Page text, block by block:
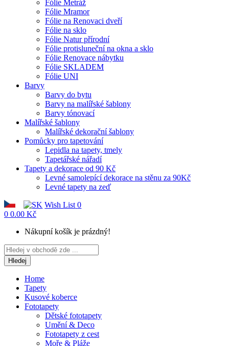
Fólie Metráž
Fólie Mramor
Fólie na Renovaci dveří
Fólie na sklo
Fólie Natur přírodní
Fólie protisluneční na okna a sklo
Fólie Renovace nábytku
Fólie SKLADEM
Fólie UNI
Barvy
Barvy do bytu
Barvy na malířské šablony
Barvy tónovací
Malířské šablony
Malířské dekorační šablony
Pomůcky pro tapetování
Lepidla na tapety, tmely
Tapetářské nářadí
Tapety a dekorace od 90 Kč
Levné samolepící dekorace na stěnu za 90Kč
Levné tapety na zeď
Wish List 0
0 0.00 Kč
Nákupní košík je prázdný!
Hledej
Home
Tapety
Kusové koberce
Fototapety
Dětské fototapety
Umění & Deco
Fototapety z cest
Moře & Pláže